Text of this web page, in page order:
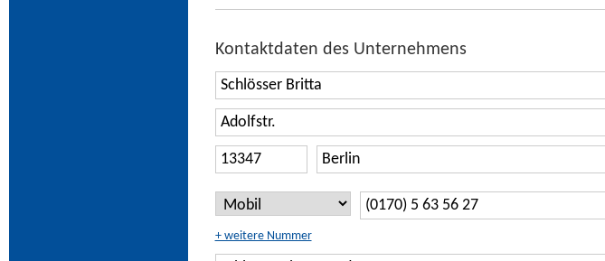
Kontaktdaten des Unternehmens
+ weitere Nummer